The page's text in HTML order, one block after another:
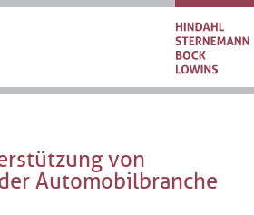
von
Automobilbranche